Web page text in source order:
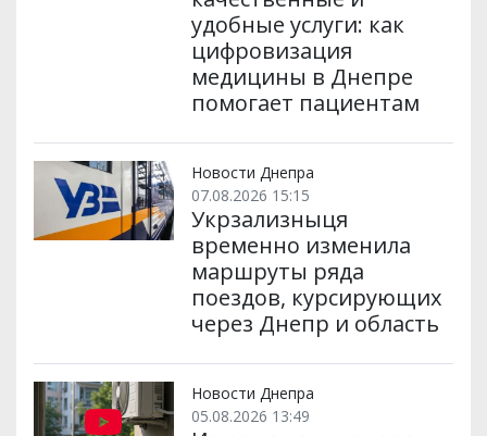
удобные услуги: как
цифровизация
медицины в Днепре
помогает пациентам
Новости Днепра
07.08.2026 15:15
Укрзализныця
временно изменила
маршруты ряда
поездов, курсирующих
через Днепр и область
Новости Днепра
05.08.2026 13:49